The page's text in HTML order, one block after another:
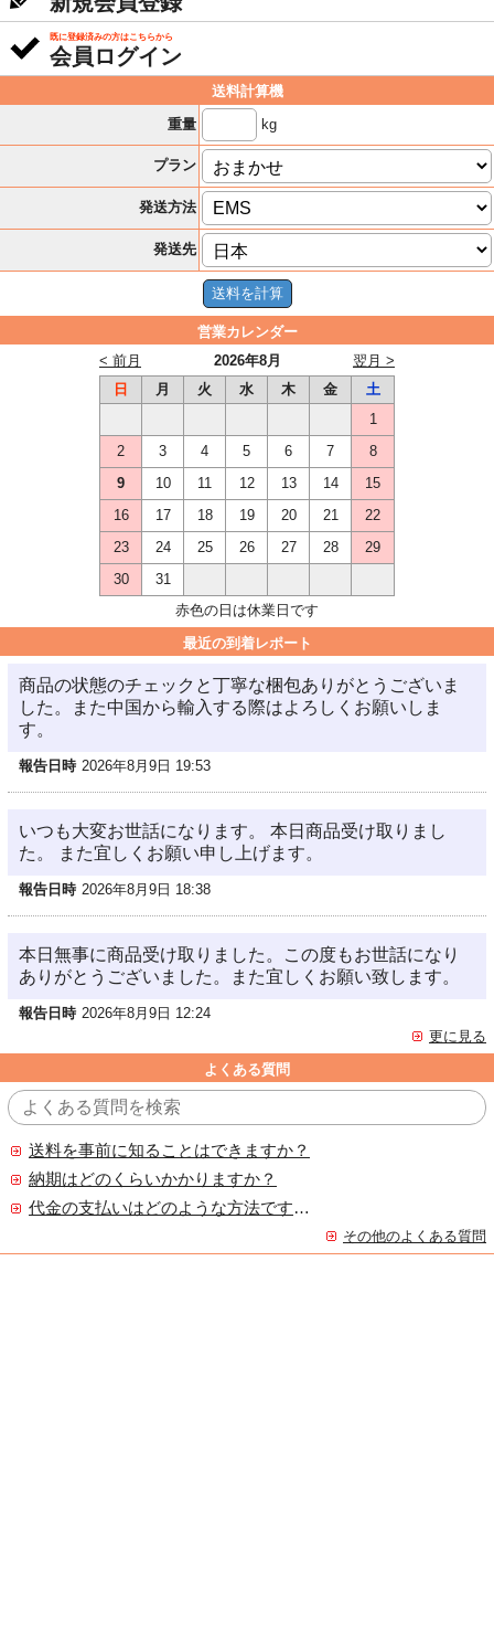
既に登録済みの方はこちらから
会員ログイン
送料計算機
重量
kg
プラン
発送方法
発送先
営業カレンダー
2026年8月
< 前月
翌月 >
日
月 火 水 木 金
土
1
2
3 4 5 6 7
8
9
10 11 12 13 14
15
16
17 18 19 20 21
22
23
24 25 26 27 28
29
30
31
赤色の日は休業日です
最近の到着レポート
商品の状態のチェックと丁寧な梱包ありがとうございま
した。また中国から輸入する際はよろしくお願いしま
す。
報告日時 2026年8月9日 19:53
いつも大変お世話になります。 本日商品受け取りまし
た。 また宜しくお願い申し上げます。
報告日時 2026年8月9日 18:38
本日無事に商品受け取りました。この度もお世話になり
ありがとうございました。また宜しくお願い致します。
報告日時 2026年8月9日 12:24
更に見る
よくある質問
送料を事前に知ることはできますか？
納期はどのくらいかかりますか？
代金の支払いはどのような方法ですか？
その他のよくある質問